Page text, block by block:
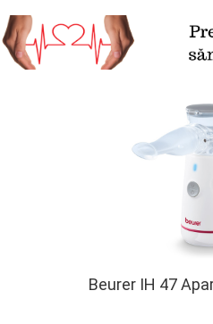
Beurer IH 47